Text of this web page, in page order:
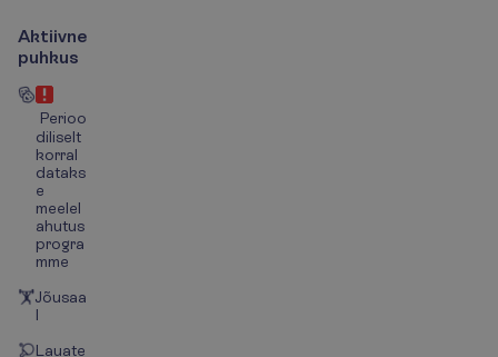
Aktiivne
puhkus
Perioo
diliselt
korral
dataks
e
meelel
ahutus
progra
mme
Jõusaa
l
Lauate